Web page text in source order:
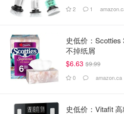
2 1
史低价：
不掉纸屑
$6.63 $9.99
0 amazon.ca
史低价：Vitafit